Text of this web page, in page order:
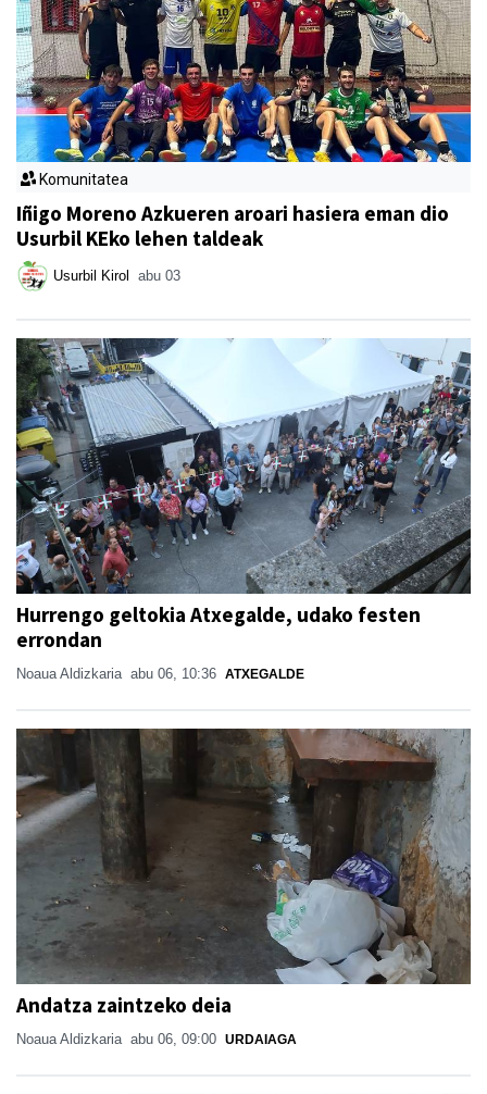
Komunitatea
Iñigo Moreno Azkueren aroari hasiera eman dio
Usurbil KEko lehen taldeak
Usurbil Kirol abu 03
Hurrengo geltokia Atxegalde, udako festen
errondan
Noaua Aldizkaria abu 06, 10:36 ATXEGALDE
Andatza zaintzeko deia
Noaua Aldizkaria abu 06, 09:00 URDAIAGA